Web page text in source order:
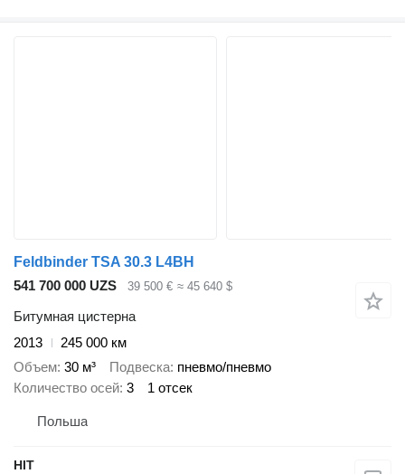
Feldbinder TSA 30.3 L4BH
541 700 000 UZS
39 500 € ≈ 45 640 $
Битумная цистерна
2013
245 000 км
Объем 30 м³ Подвеска пневмо/пневмо
Количество осей 3 1 отсек
Польша
HIT